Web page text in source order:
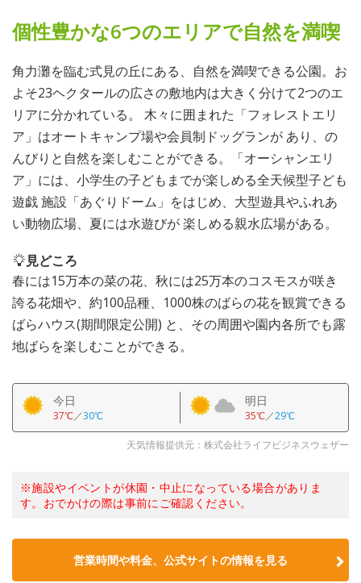
個性豊かな6つのエリアで自然を満喫
角力灘を臨む式見の丘にある、自然を満喫できる公園。お
よそ23ヘクタールの広さの敷地内は大きく分けて2つのエ
リアに分かれている。 木々に囲まれた「フォレストエリ
ア」はオートキャンプ場や会員制ドッグランが あり、の
んびりと自然を楽しむことができる。「オーシャンエリ
ア」には、小学生の子どもまでが楽しめる全天候型子ども
遊戯 施設「あぐりドーム」をはじめ、大型遊具やふれあ
い動物広場、夏には水遊びが 楽しめる親水広場がある。
見どころ
春には15万本の菜の花、秋には25万本のコスモスが咲き
誇る花畑や、約100品種、1000株のばらの花を観賞できる
ばらハウス(期間限定公開) と、その周囲や園内各所でも露
地ばらを楽しむことができる。
今日
37℃／30℃
明日
35℃／29℃
天気情報提供元：株式会社ライフビジネスウェザー
※施設やイベントが休園・中止になっている場合がありま
す。おでかけの際は事前にご確認ください。
営業時間や料金、公式サイトの情報を見る